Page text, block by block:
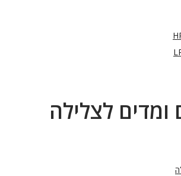
לצלילה